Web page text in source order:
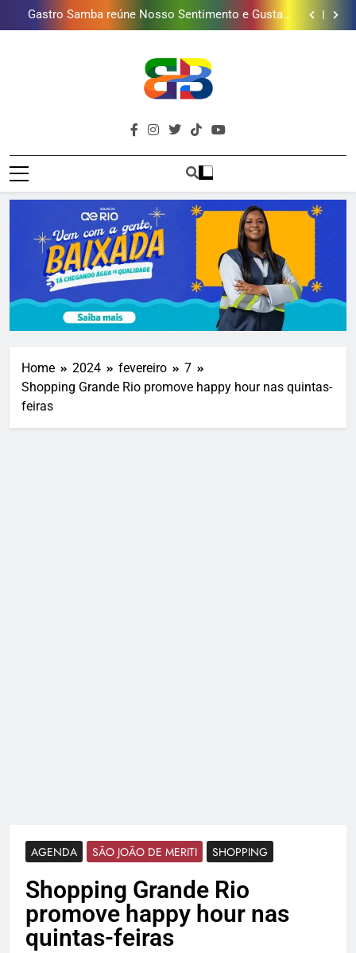
presentear o seu pai. Descubra como escolher o que
mais combina com ele
Gastro Samba reúne Nosso Sentimento e Gustavo
Lins em Nova Iguaçu neste fim de semana
Shopping Grande Rio sorteia MacBook e oferece
presentear o seu pai. Descubra como escolher o que
mais combina com ele
Gastro Samba reúne Nosso Sentimento e Gustavo
Lins em Nova Iguaçu neste fim de semana
Shopping Grande Rio sorteia MacBook e oferece
vinho em campanha de Dia dos Pais
Obra garante a preservação de 190 milhões de litros
Brava
Baixada
Baixada Fluminense Em Destaque!
Home 2024 fevereiro
7
Shopping Grande Rio promove happy hour nas quintas-
feiras
AGENDA SÃO JOÃO DE MERITI SHOPPING
Shopping Grande Rio
promove happy hour nas
quintas-feiras